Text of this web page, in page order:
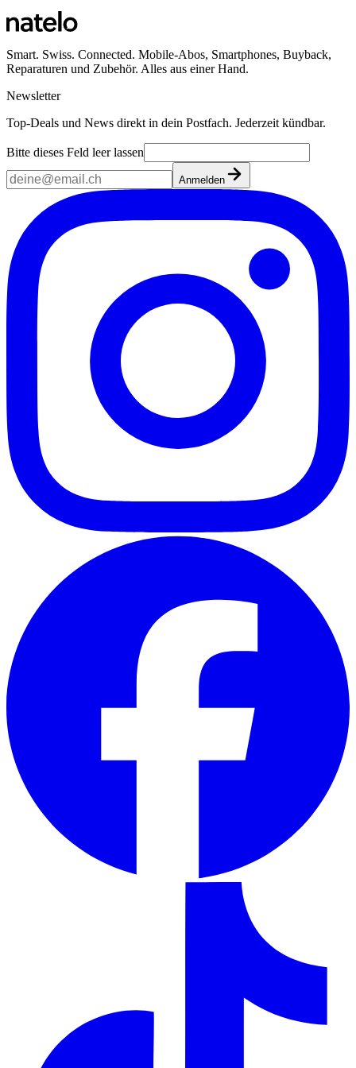
Smart. Swiss. Connected. Mobile-Abos, Smartphones, Buyback,
Reparaturen und Zubehör. Alles aus einer Hand.
Newsletter
Top-Deals und News direkt in dein Postfach. Jederzeit kündbar.
Bitte dieses Feld leer lassen
Anmelden